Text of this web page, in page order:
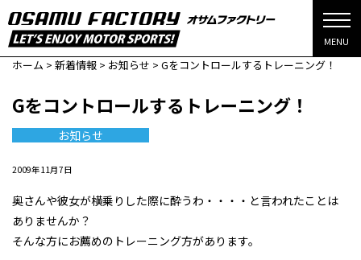
MENU
ホーム > 新着情報 > お知らせ > Gをコントロールするトレーニング！
Gをコントロールするトレーニング！
お知らせ
2009年11月7日
奥さんや彼女が横乗りした際に酔うわ・・・・と言われたことは
ありませんか？
そんな方にお薦めのトレーニング方があります。